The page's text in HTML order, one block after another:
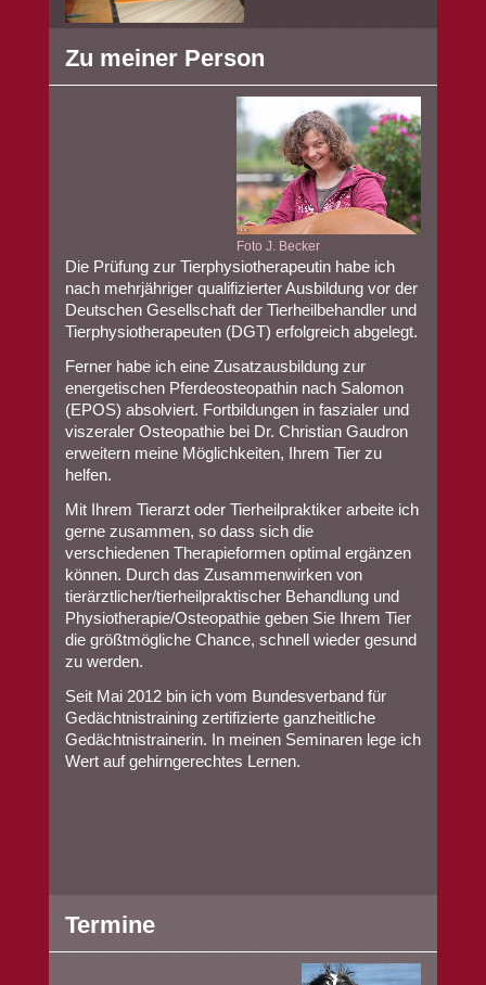
Zu meiner Person
Foto J. Becker
Die Prüfung zur Tierphysiotherapeutin habe ich
nach mehrjähriger qualifizierter Ausbildung vor der
Deutschen Gesellschaft der Tierheilbehandler und
Tierphysiotherapeuten (DGT) erfolgreich abgelegt.
Ferner habe ich eine Zusatzausbildung zur
energetischen Pferdeosteopathin nach Salomon
(EPOS) absolviert. Fortbildungen in faszialer und
viszeraler Osteopathie bei Dr. Christian Gaudron
erweitern meine Möglichkeiten, Ihrem Tier zu
helfen.
Mit Ihrem Tierarzt oder Tierheilpraktiker arbeite ich
gerne zusammen, so dass sich die
verschiedenen Therapieformen optimal ergänzen
können. Durch das Zusammenwirken von
tierärztlicher/tierheilpraktischer Behandlung und
Physiotherapie/Osteopathie geben Sie Ihrem Tier
die größtmögliche Chance, schnell wieder gesund
zu werden.
Seit Mai 2012 bin ich vom Bundesverband für
Gedächtnistraining zertifizierte ganzheitliche
Gedächtnistrainerin. In meinen Seminaren lege ich
Wert auf gehirngerechtes Lernen.
Termine